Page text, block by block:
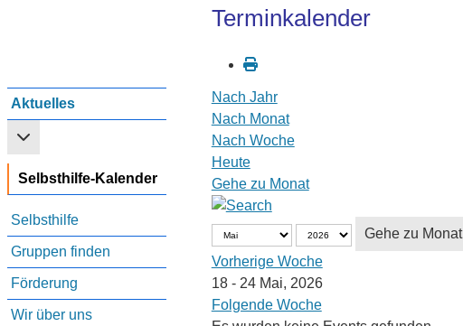
Aktuelles
Weitere Informationen: Aktuelles
Selbsthilfe-Kalender
Selbsthilfe
Gruppen finden
Förderung
Wir über uns
Terminkalender
Nach Jahr
Nach Monat
Nach Woche
Heute
Gehe zu Monat
Gehe zu Monat
Vorherige Woche
18 - 24 Mai, 2026
Folgende Woche